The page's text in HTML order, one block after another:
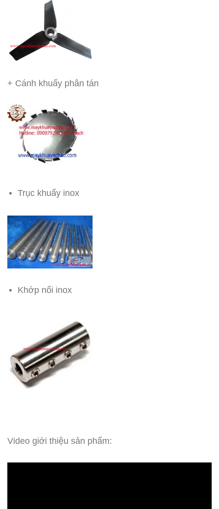
+ Cánh khuấy phân tán
Trục khuấy inox
Khớp nối inox
Video giới thiệu sản phẩm: